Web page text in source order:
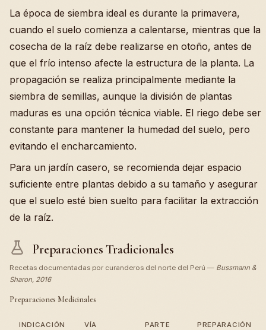
La época de siembra ideal es durante la primavera,
cuando el suelo comienza a calentarse, mientras que la
cosecha de la raíz debe realizarse en otoño, antes de
que el frío intenso afecte la estructura de la planta. La
propagación se realiza principalmente mediante la
siembra de semillas, aunque la división de plantas
maduras es una opción técnica viable. El riego debe ser
constante para mantener la humedad del suelo, pero
evitando el encharcamiento.
Para un jardín casero, se recomienda dejar espacio
suficiente entre plantas debido a su tamaño y asegurar
que el suelo esté bien suelto para facilitar la extracción
de la raíz.
Preparaciones Tradicionales
Recetas documentadas por curanderos del norte del Perú — Bussmann &
Sharon, 2016
Preparaciones Medicinales
INDICACIÓN VÍA PARTE PREPARACIÓN